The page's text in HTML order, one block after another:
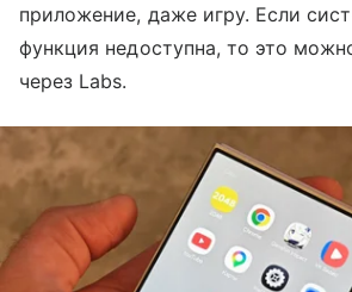
приложение, даже игру. Если
функция недоступна, то это
через Labs.